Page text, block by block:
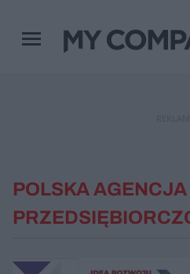
Menu główne
POLSKA